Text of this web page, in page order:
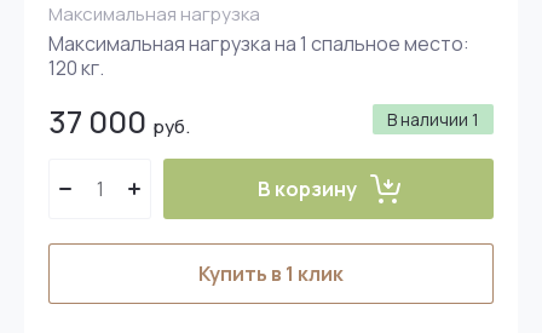
Максимальная нагрузка
Максимальная нагрузка на 1 спальное место:
120 кг.
В наличии 1
37 000 руб.
В корзину
Купить в 1 клик